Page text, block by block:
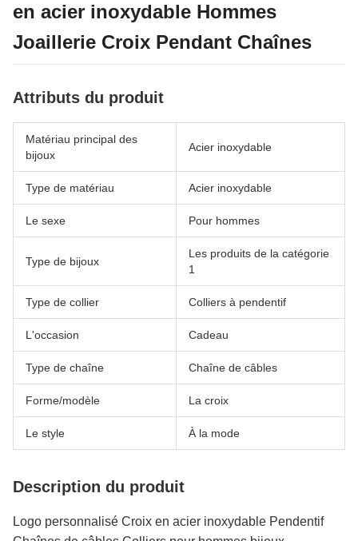
en acier inoxydable Hommes
Joaillerie Croix Pendant Chaînes
Attributs du produit
Matériau principal des
bijoux
Acier inoxydable
Type de matériau Acier inoxydable
Le sexe Pour hommes
Type de bijoux
Les produits de la catégorie
1
Type de collier Colliers à pendentif
L'occasion Cadeau
Type de chaîne Chaîne de câbles
Forme/modèle La croix
Le style À la mode
Description du produit
Logo personnalisé Croix en acier inoxydable Pendentif